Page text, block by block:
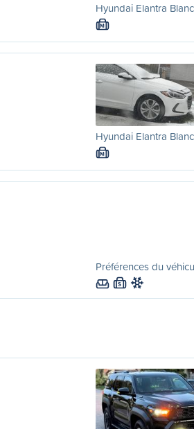
Hyundai Elantra
M
Hyundai Elantra
M
Préférences du
S